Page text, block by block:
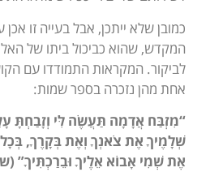
כמובן שלא ייתכן, אבל בעייה זו
המקדש, שהוא כביכול ביתו של
לביקור. המקראות התמודדו עם
אחת מהן נזכרה בספר שמות:
“מִזְבַּח אֲדָמָה תַּעֲשֶׂה לִּי וְזָבַחְתָּ
שְׁלָמֶיךָ אֶת צֹאנְךָ וְאֶת בְּקָרֶךָ,
אֶת שְׁמִי אָבוֹא אֵלֶיךָ וּבֵרַכְתִּיךָ”